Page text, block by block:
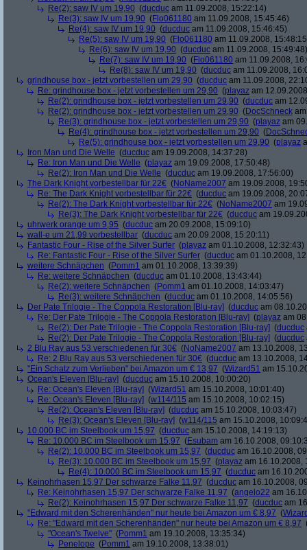
Re(2): saw IV um 19,90 (ducduc am 11.09.2008, 15:22:14)
Re(3): saw IV um 19,90 (Flo061180 am 11.09.2008, 15:45:46)
Re(4): saw IV um 19,90 (ducduc am 11.09.2008, 15:46:45)
Re(5): saw IV um 19,90 (Flo061180 am 11.09.2008,
Re(6): saw IV um 19,90 (ducduc am 11.09.2008, 15:49:48)
Re(7): saw IV um 19,90 (Flo061180 am 11.09.2008,
Re(8): saw IV um 19,90 (ducduc am 11.09.2008,
grindhouse box - jetzt vorbestellen um 29,90 (ducduc am 11.09.2008,
Re: grindhouse box - jetzt vorbestellen um 29,90 (playaz am
Re(2): grindhouse box - jetzt vorbestellen um 29,90 (ducduc am
Re(2): grindhouse box - jetzt vorbestellen um 29,90 (DocSchneck
Re(3): grindhouse box - jetzt vorbestellen um 29,90 (playaz am
Re(4): grindhouse box - jetzt vorbestellen um 29,90 (
Re(5): grindhouse box - jetzt vorbestellen um 29,90 (playaz
Iron Man und Die Welle (ducduc am 19.09.2008, 14:37:28)
Re: Iron Man und Die Welle (playaz am 19.09.2008, 17:50:48)
Re(2): Iron Man und Die Welle (ducduc am 19.09.2008, 17:56:00)
The Dark Knight vorbestellbar für 22€ (NoName2007 am 19.09.2008,
Re: The Dark Knight vorbestellbar für 22€ (ducduc am 19.09.2008,
Re(2): The Dark Knight vorbestellbar für 22€ (NoName2007 am
Re(3): The Dark Knight vorbestellbar für 22€ (ducduc am
uhrwerk orange um 9,95 (ducduc am 20.09.2008, 15:09:10)
wall-e um 21,99 vorbestellbar (ducduc am 20.09.2008, 15:20:11)
Fantastic Four - Rise of the Silver Surfer (playaz am 01.10.2008, 12:32:43)
Re: Fantastic Four - Rise of the Silver Surfer (ducduc am 01.10.2008,
weitere Schnäpchen (Pomm1 am 01.10.2008, 13:39:39)
Re: weitere Schnäpchen (ducduc am 01.10.2008, 13:43:44)
Re(2): weitere Schnäpchen (Pomm1 am 01.10.2008, 14:03:47)
Re(3): weitere Schnäpchen (ducduc am 01.10.2008, 14:05:56)
Der Pate Trilogie - The Coppola Restoration [Blu-ray] (ducduc am
Re: Der Pate Trilogie - The Coppola Restoration [Blu-ray] (playaz am
Re(2): Der Pate Trilogie - The Coppola Restoration [Blu-ray] (ducduc
Re(2): Der Pate Trilogie - The Coppola Restoration [Blu-ray] (ducduc
2 Blu Ray aus 53 verschiedenen für 30€ (NoName2007 am 13.10.2008,
Re: 2 Blu Ray aus 53 verschiedenen für 30€ (ducduc am 13.10.2008,
"Ein Schatz zum Verlieben" bei Amazon um € 13,97 (Wizard51 am
Ocean's Eleven [Blu-ray] (ducduc am 15.10.2008, 10:00:20)
Re: Ocean's Eleven [Blu-ray] (Wizard51 am 15.10.2008, 10:01:40)
Re: Ocean's Eleven [Blu-ray] (w114/115 am 15.10.2008, 10:02:15)
Re(2): Ocean's Eleven [Blu-ray] (ducduc am 15.10.2008, 10:03:47)
Re(3): Ocean's Eleven [Blu-ray] (w114/115 am 15.10.2008,
10.000 BC im Steelbook um 15,97 (ducduc am 15.10.2008, 14:19:13)
Re: 10.000 BC im Steelbook um 15,97 (Esubam am 16.10.2008,
Re(2): 10.000 BC im Steelbook um 15,97 (ducduc am 16.10.2008,
Re(3): 10.000 BC im Steelbook um 15,97 (playaz am 16.10.2008,
Re(4): 10.000 BC im Steelbook um 15,97 (ducduc am
Keinohrhasen 15,97 Der schwarze Falke 11,97 (ducduc am 16.10.2008,
Re: Keinohrhasen 15,97 Der schwarze Falke 11,97 (angelo22 am
Re(2): Keinohrhasen 15,97 Der schwarze Falke 11,97 (ducduc am
"Edward mit den Scherenhänden" nur heute bei Amazon um € 8,97 (
Re: "Edward mit den Scherenhänden" nur heute bei Amazon um € 8,97
"Ocean's Twelve" (Pomm1 am 19.10.2008, 13:35:34)
Penelope (Pomm1 am 19.10.2008, 13:38:01)